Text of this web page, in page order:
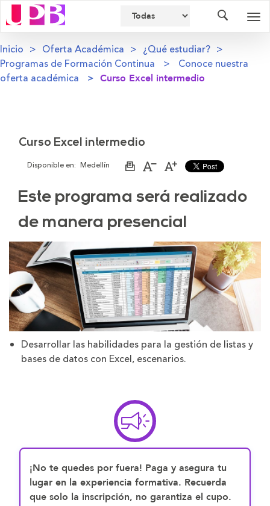
Inicio Oferta Académica
¿Qué estudiar?
Programas de Formación Continua
Conoce nuestra
oferta académica
Curso Excel intermedio
Curso Excel intermedio
Disponible en: Medellín
ImprimirAumentar
de
la
letra
Disminuir
de
la
letra
Este programa será realizado
de manera presencial
Desarrollar las habilidades para la gestión de listas y
bases de datos con Excel, escenarios.
¡No te quedes por fuera! Paga y asegura tu
lugar en la experiencia formativa. Recuerda
que solo la inscripción, no garantiza el cupo.